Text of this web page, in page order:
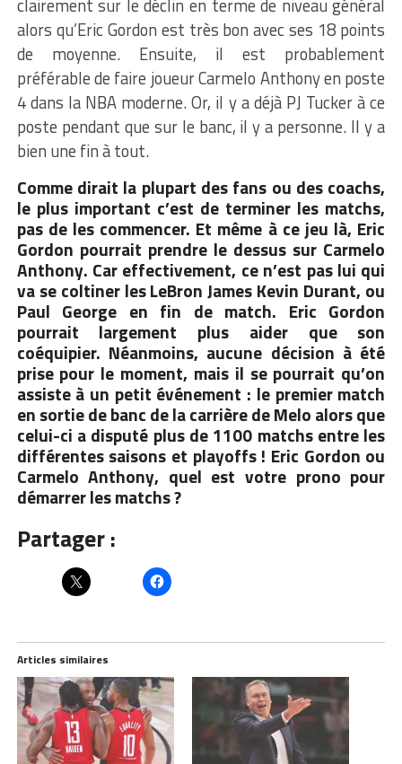
clairement sur le déclin en terme de niveau général
alors qu’Eric Gordon est très bon avec ses 18 points
de moyenne. Ensuite, il est probablement
préférable de faire joueur Carmelo Anthony en poste
4 dans la NBA moderne. Or, il y a déjà PJ Tucker à ce
poste pendant que sur le banc, il y a personne. Il y a
bien une fin à tout.
Comme dirait la plupart des fans ou des coachs,
le plus important c’est de terminer les matchs,
pas de les commencer. Et même à ce jeu là, Eric
Gordon pourrait prendre le dessus sur Carmelo
Anthony. Car effectivement, ce n’est pas lui qui
va se coltiner les LeBron James Kevin Durant, ou
Paul George en fin de match. Eric Gordon
pourrait largement plus aider que son
coéquipier. Néanmoins, aucune décision à été
prise pour le moment, mais il se pourrait qu’on
assiste à un petit événement : le premier match
en sortie de banc de la carrière de Melo alors que
celui-ci a disputé plus de 1100 matchs entre les
différentes saisons et playoffs ! Eric Gordon ou
Carmelo Anthony, quel est votre prono pour
démarrer les matchs ?
Partager :
Articles similaires